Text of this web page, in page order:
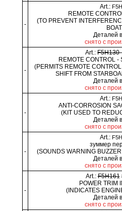
-
Art.:
REMOTE
(TO PREVENT
Деталей
снято с
-
Art.:
REMOTE CONTROL -
(PERMITS REMOTE
SHIFT FROM
Деталей
снято с
-
Art.:
ANTI-CORROSION
(KIT USED TO
Деталей
снято с
-
Art.:
зуммер
(SOUNDS WARNING
Деталей
снято с
-
Art.:F5H161
POWER TRIM
(INDICATES
Деталей
снято с